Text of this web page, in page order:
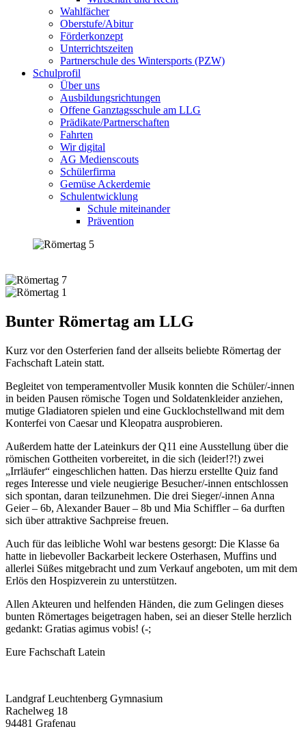
Wahlfächer
Oberstufe/Abitur
Förderkonzept
Unterrichtszeiten
Partnerschule des Wintersports (PZW)
Schulprofil
Über uns
Ausbildungsrichtungen
Offene Ganztagsschule am LLG
Prädikate/Partnerschaften
Fahrten
Wir digital
AG Medienscouts
Schülerfirma
Gemüse Ackerdemie
Schulentwicklung
Schule miteinander
Prävention
Bunter Römertag am LLG
Kurz vor den Osterferien fand der allseits beliebte Römertag der
Fachschaft Latein statt.
Begleitet von temperamentvoller Musik konnten die Schüler/-innen
in beiden Pausen römische Togen und Soldatenkleider anziehen,
mutige Gladiatoren spielen und eine Gucklochstellwand mit dem
Konterfei von Caesar und Kleopatra ausprobieren.
Außerdem hatte der Lateinkurs der Q11 eine Ausstellung über die
römischen Gottheiten vorbereitet, in die sich (leider!?!) zwei
„Irrläufer“ eingeschlichen hatten. Das hierzu erstellte Quiz fand
reges Interesse und viele neugierige Besucher/-innen entschlossen
sich spontan, daran teilzunehmen. Die drei Sieger/-innen Anna
Geier – 6b, Alexander Bauer – 8b und Mia Schiffler – 6a durften
sich über attraktive Sachpreise freuen.
Auch für das leibliche Wohl war bestens gesorgt: Die Klasse 6a
hatte in liebevoller Backarbeit leckere Osterhasen, Muffins und
allerlei Süßes mitgebracht und zum Verkauf angeboten, um mit dem
Erlös den Hospizverein zu unterstützen.
Allen Akteuren und helfenden Händen, die zum Gelingen dieses
bunten Römertages beigetragen haben, sei an dieser Stelle herzlich
gedankt: Gratias agimus vobis! (-;
Eure Fachschaft Latein
Landgraf Leuchtenberg Gymnasium
Rachelweg 18
94481 Grafenau